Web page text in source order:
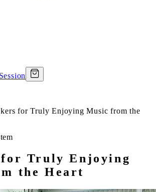
for Truly Enjoying Music from the
for Truly Enjoying
the Heart